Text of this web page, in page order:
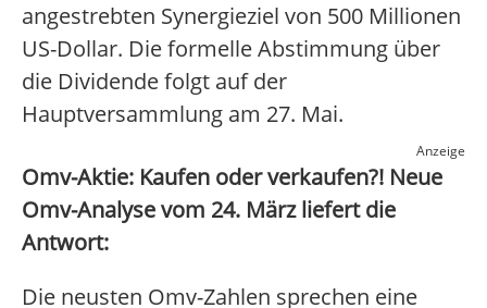
angestrebten Synergieziel von 500 Millionen
US-Dollar. Die formelle Abstimmung über
die Dividende folgt auf der
Hauptversammlung am 27. Mai.
Anzeige
Omv-Aktie: Kaufen oder verkaufen?! Neue
Omv-Analyse vom 24. März liefert die
Antwort:
Die neusten Omv-Zahlen sprechen eine